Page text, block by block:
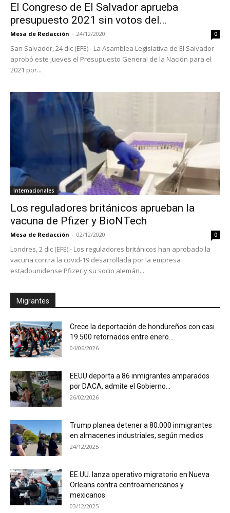
El Congreso de El Salvador aprueba
presupuesto 2021 sin votos del...
Mesa de Redacción - 24/12/2020 0
San Salvador, 24 dic (EFE).- La Asamblea Legislativa de El Salvador
aprobó este jueves el Presupuesto General de la Nación para el
2021 por...
Internacionales
Los reguladores británicos aprueban la
vacuna de Pfizer y BioNTech
Mesa de Redacción - 02/12/2020 0
Londres, 2 dic (EFE).- Los reguladores británicos han aprobado la
vacuna contra la covid-19 desarrollada por la empresa
estadounidense Pfizer y su socio alemán...
Migrantes
Crece la deportación de hondureños con casi
19.500 retornados entre enero...
04/06/2026
EEUU deporta a 86 inmigrantes amparados
por DACA, admite el Gobierno...
26/02/2026
Trump planea detener a 80.000 inmigrantes
en almacenes industriales, según medios
24/12/2025
EE.UU. lanza operativo migratorio en Nueva
Orleans contra centroamericanos y
mexicanos
03/12/2025